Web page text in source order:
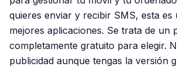
quieres enviar y recibir SMS, esta es
mejores aplicaciones. Se trata de un
completamente gratuito para elegir.
publicidad aunque tengas la versión